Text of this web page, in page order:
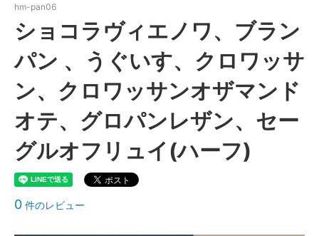
hm-pan06
ショコラヴィエノワ、ブラン
パン 、うぐいす、クロワッサ
ン、クロワッサンオザマンド
オテ、グロパンレザン、セー
グルオフリュイ(ハーフ)
0 件のレビュー